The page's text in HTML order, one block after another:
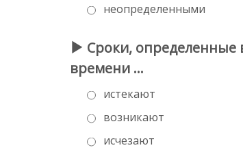
неопределенными
Сроки, определенные
времени …
истекают
возникают
исчезают